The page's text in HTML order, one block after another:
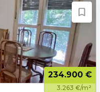
234.900 €
3.263 €/m²